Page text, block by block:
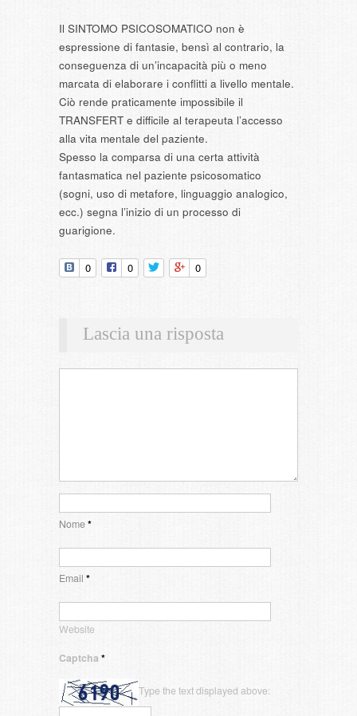
Il SINTOMO PSICOSOMATICO non è
espressione di fantasie, bensì al contrario, la
conseguenza di un’incapacità più o meno
marcata di elaborare i conflitti a livello mentale.
Ciò rende praticamente impossibile il
TRANSFERT e difficile al terapeuta l’accesso
alla vita mentale del paziente.
Spesso la comparsa di una certa attività
fantasmatica nel paziente psicosomatico
(sogni, uso di metafore, linguaggio analogico,
ecc.) segna l’inizio di un processo di
guarigione.
0 0 0
Lascia una risposta
Nome*
Email *
Website
Captcha *
Type the text displayed above: